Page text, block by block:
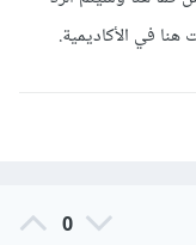
في الأكاديمية.
0